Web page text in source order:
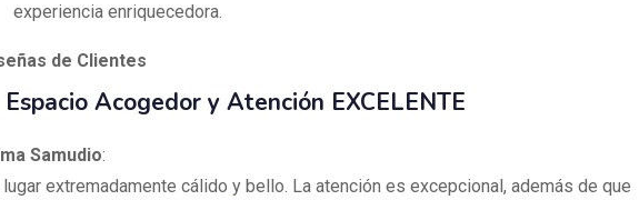
experiencia enriquecedora.
de Clientes
Espacio Acogedor y Atención EXCELENTE
Samudio:
lugar extremadamente cálido y bello. La atención es excepcional, además de que